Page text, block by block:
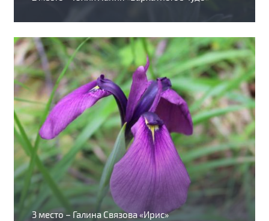
3 место – Галина Связова «Ирис»